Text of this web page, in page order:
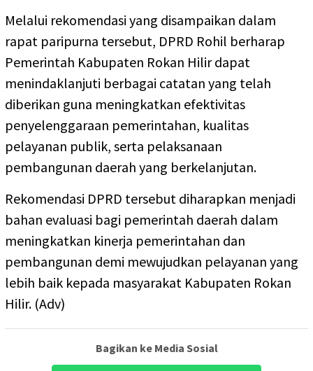
Melalui rekomendasi yang disampaikan dalam
rapat paripurna tersebut, DPRD Rohil berharap
Pemerintah Kabupaten Rokan Hilir dapat
menindaklanjuti berbagai catatan yang telah
diberikan guna meningkatkan efektivitas
penyelenggaraan pemerintahan, kualitas
pelayanan publik, serta pelaksanaan
pembangunan daerah yang berkelanjutan.
Rekomendasi DPRD tersebut diharapkan menjadi
bahan evaluasi bagi pemerintah daerah dalam
meningkatkan kinerja pemerintahan dan
pembangunan demi mewujudkan pelayanan yang
lebih baik kepada masyarakat Kabupaten Rokan
Hilir. (Adv)
Bagikan ke Media Sosial